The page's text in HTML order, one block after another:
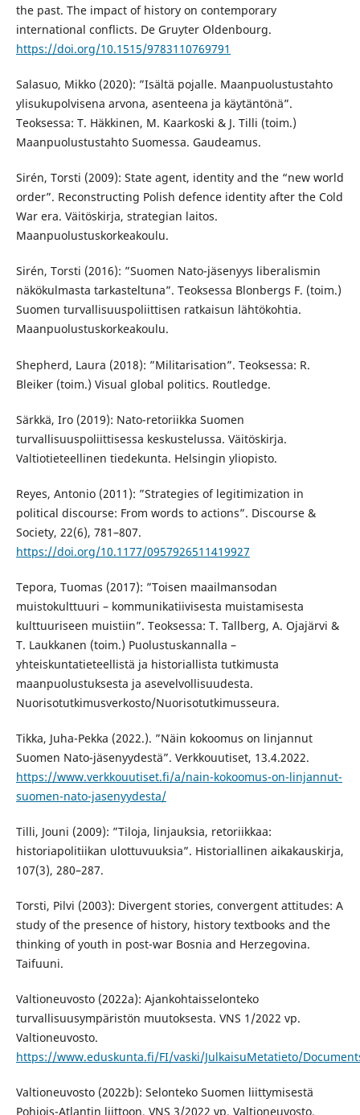
the past. The impact of history on contemporary
international conflicts. De Gruyter Oldenbourg.
https://doi.org/10.1515/9783110769791
Salasuo, Mikko (2020): ”Isältä pojalle. Maanpuolustustahto
ylisukupolvisena arvona, asenteena ja käytäntönä”.
Teoksessa: T. Häkkinen, M. Kaarkoski & J. Tilli (toim.)
Maanpuolustustahto Suomessa. Gaudeamus.
Sirén, Torsti (2009): State agent, identity and the “new world
order”. Reconstructing Polish defence identity after the Cold
War era. Väitöskirja, strategian laitos.
Maanpuolustuskorkeakoulu.
Sirén, Torsti (2016): ”Suomen Nato-jäsenyys liberalismin
näkökulmasta tarkasteltuna”. Teoksessa Blonbergs F. (toim.)
Suomen turvallisuuspoliittisen ratkaisun lähtökohtia.
Maanpuolustuskorkeakoulu.
Shepherd, Laura (2018): ”Militarisation”. Teoksessa: R.
Bleiker (toim.) Visual global politics. Routledge.
Särkkä, Iro (2019): Nato-retoriikka Suomen
turvallisuuspoliittisessa keskustelussa. Väitöskirja.
Valtiotieteellinen tiedekunta. Helsingin yliopisto.
Reyes, Antonio (2011): ”Strategies of legitimization in
political discourse: From words to actions”. Discourse &
Society, 22(6), 781–807.
https://doi.org/10.1177/0957926511419927
Tepora, Tuomas (2017): ”Toisen maailmansodan
muistokulttuuri – kommunikatiivisesta muistamisesta
kulttuuriseen muistiin”. Teoksessa: T. Tallberg, A. Ojajärvi &
T. Laukkanen (toim.) Puolustuskannalla –
yhteiskuntatieteellistä ja historiallista tutkimusta
maanpuolustuksesta ja asevelvollisuudesta.
Nuorisotutkimusverkosto/Nuorisotutkimusseura.
Tikka, Juha-Pekka (2022.). ”Näin kokoomus on linjannut
Suomen Nato-jäsenyydestä”. Verkkouutiset, 13.4.2022.
https://www.verkkouutiset.fi/a/nain-kokoomus-on-linjannut-
suomen-nato-jasenyydesta/
Tilli, Jouni (2009): ”Tiloja, linjauksia, retoriikkaa:
historiapolitiikan ulottuvuuksia”. Historiallinen aikakauskirja,
107(3), 280–287.
Torsti, Pilvi (2003): Divergent stories, convergent attitudes: A
study of the presence of history, history textbooks and the
thinking of youth in post-war Bosnia and Herzegovina.
Taifuuni.
Valtioneuvosto (2022a): Ajankohtaisselonteko
turvallisuusympäristön muutoksesta. VNS 1/2022 vp.
Valtioneuvosto.
https://www.eduskunta.fi/FI/vaski/JulkaisuMetatieto/
Valtioneuvosto (2022b): Selonteko Suomen liittymisestä
Pohjois-Atlantin liittoon. VNS 3/2022 vp. Valtioneuvosto.